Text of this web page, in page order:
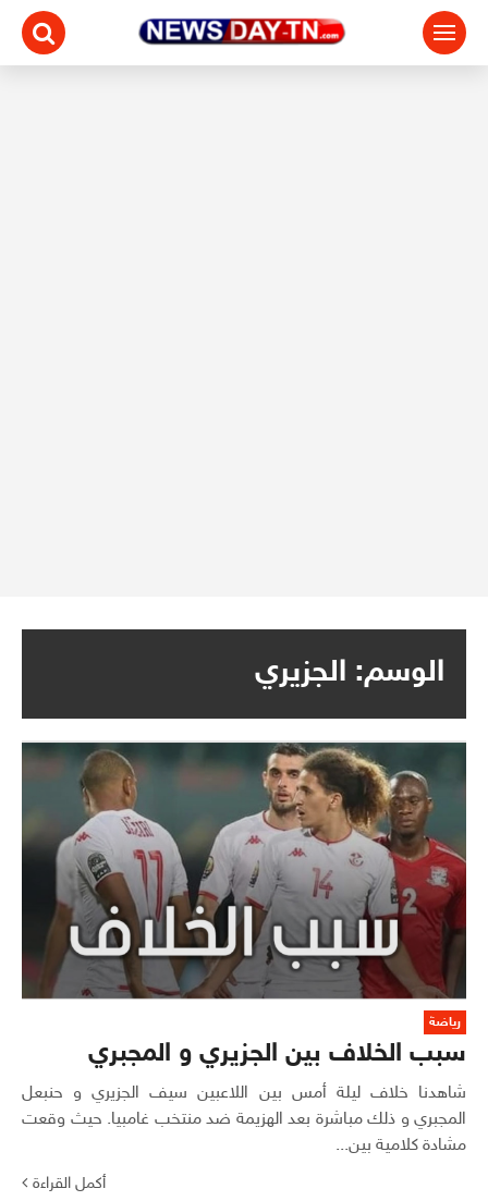
الوسم: الجزيري
رياضة
سبب الخلاف بين الجزيري و المجبري
شاهدنا خلاف ليلة أمس بين اللاعبين سيف الجزيري و حنبعل
المجبري و ذلك مباشرة بعد الهزيمة ضد منتخب غامبيا. حيث وقعت
مشادة كلامية بين...
أكمل القراءة